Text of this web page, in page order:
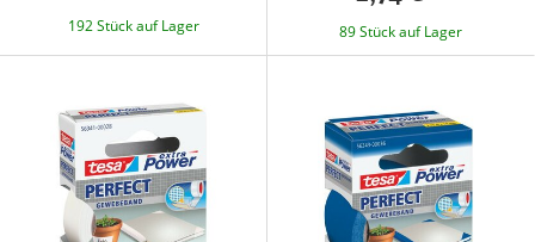
192 Stück auf Lager 89 Stück auf Lager